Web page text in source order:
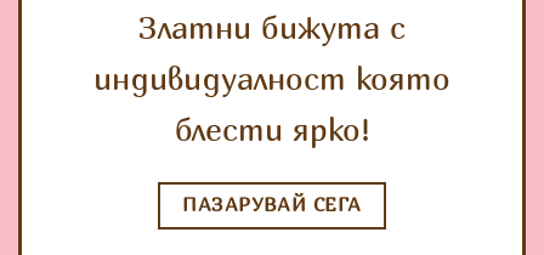
Златни бижута с
индивидуалност която
блести ярко!
ПАЗАРУВАЙ СЕГА